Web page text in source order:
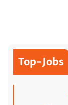
Top-Jobs